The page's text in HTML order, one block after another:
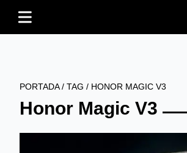
PORTADA/ TAG / HONOR MAGIC V3
Honor Magic V3